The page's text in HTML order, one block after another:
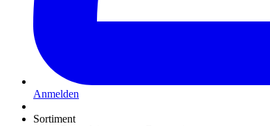
Anmelden
Sortiment